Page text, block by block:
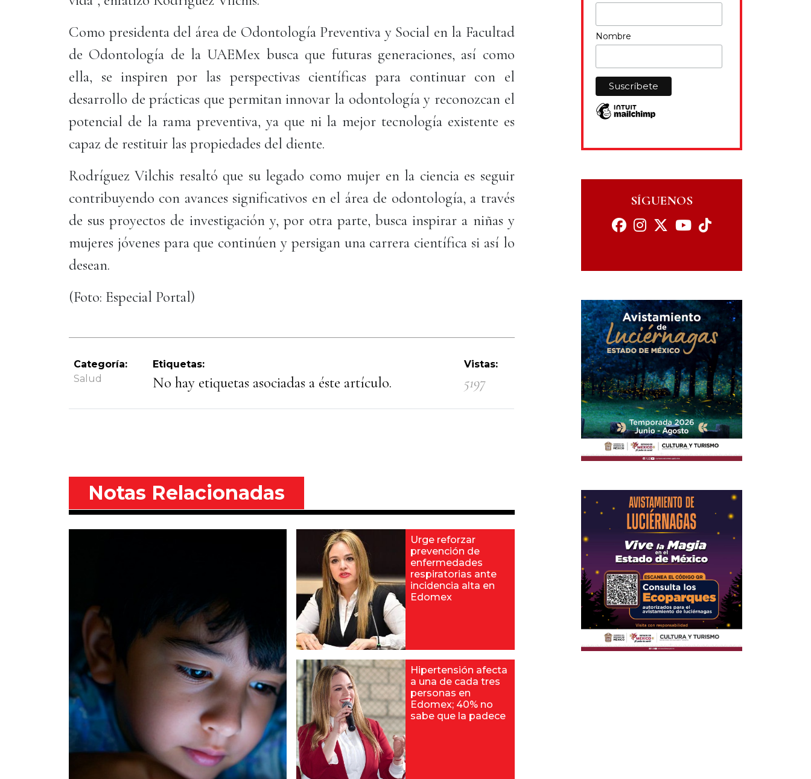
Como presidenta del área de Odontología Preventiva y Social en la Facultad
de Odontología de la UAEMex busca que futuras generaciones, así como
ella, se inspiren por las perspectivas científicas para continuar con el
desarrollo de prácticas que permitan innovar la odontología y reconozcan el
potencial de la rama preventiva, ya que ni la mejor tecnología existente es
capaz de restituir las propiedades del diente.
Rodríguez Vilchis resaltó que su legado como mujer en la ciencia es seguir
contribuyendo con avances significativos en el área de odontología, a través
de sus proyectos de investigación y, por otra parte, busca inspirar a niñas y
mujeres jóvenes para que continúen y persigan una carrera científica si así lo
desean.
(Foto: Especial Portal)
Categoría:
Salud
Etiquetas:
No hay etiquetas asociadas a éste artículo.
Vistas:
5197
Notas Relacionadas
Urge reforzar
prevención de
enfermedades
respiratorias ante
incidencia alta en
Edomex
Hipertensión afecta
a una de cada tres
personas en
Edomex; 40% no
sabe que la padece
Nombre
SÍGUENOS